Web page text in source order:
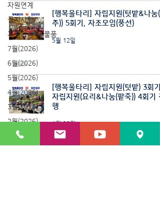
자원연계
공지사항
후원기관 및 물품
7월(2026)
6월(2026)
5월(2026)
4월(2026)
3월(2026)
2월(2026)
1월(2026)
[행복울타리] 자립지원(텃밭&나눔(
추)) 5회기, 자조모임(풍선)
5월 12일
[행복울타리] 자립지원(텃밭) 3회기
자립지원(요리&나눔(팥죽)) 4회기
행
4월 28일